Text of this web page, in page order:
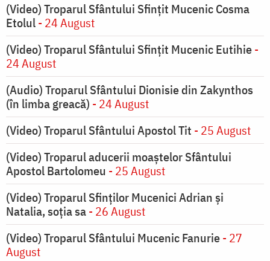
(Video) Troparul Sfântului Sfințit Mucenic Cosma
Etolul- 24 August
(Video) Troparul Sfântului Sfințit Mucenic Eutihie-
24 August
(Audio) Troparul Sfântului Dionisie din Zakynthos
(în limba greacă) - 24 August
(Video) Troparul Sfântului Apostol Tit - 25 August
(Video) Troparul aducerii moaștelor Sfântului
Apostol Bartolomeu - 25 August
(Video) Troparul Sfinților Mucenici Adrian și
Natalia, soția sa- 26 August
(Video) Troparul Sfântului Mucenic Fanurie- 27
August